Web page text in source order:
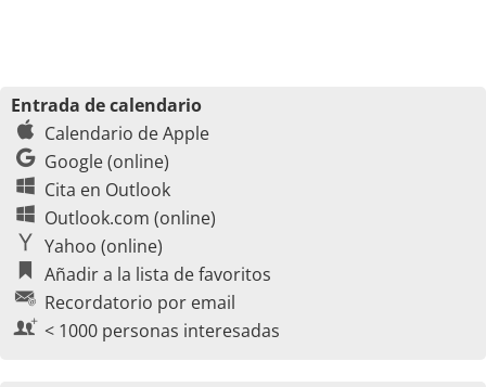
Entrada de calendario
Calendario de Apple
Google (online)
Cita en Outlook
Outlook.com (online)
Yahoo (online)
Añadir a la lista de favoritos
Recordatorio por email
< 1000 personas interesadas